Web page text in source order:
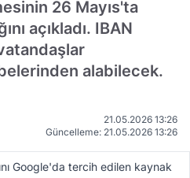
26 Mayıs'ta
açıkladı. IBAN
alabilecek.
21.05.2026 13:26
Güncelleme: 21.05.2026 13:26
Google'da tercih edilen kaynak